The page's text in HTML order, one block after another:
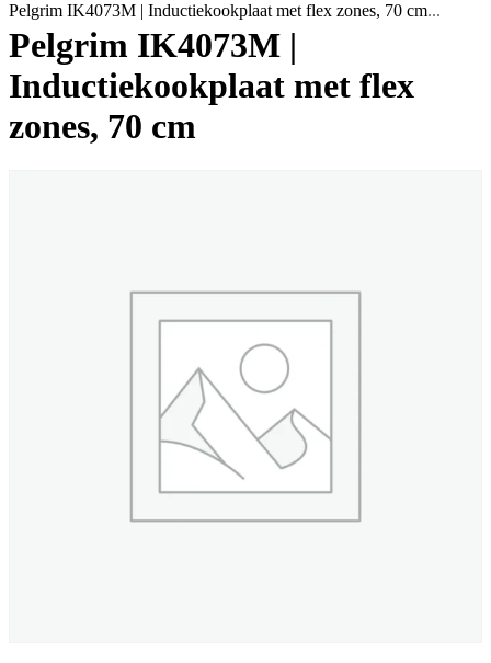
Pelgrim IK4073M | Inductiekookplaat met flex zones, 70 cm
Pelgrim IK4073M |
Inductiekookplaat met flex
zones, 70 cm